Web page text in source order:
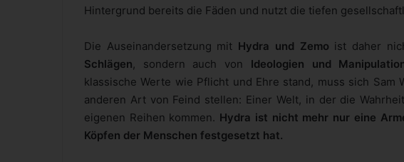
Hintergrund bereits die Fäden und nutzt die tiefen
Die Auseinandersetzung mit Hydra und Zemo ist daher
Schlägen , sondern auch von Ideologien und
klassische Werte wie Pflicht und Ehre stand, muss sich Sam
anderen Art von Feind stellen: Einer Welt, in der die
eigenen Reihen kommen. Hydra ist nicht mehr nur eine
Köpfen der Menschen festgesetzt hat.